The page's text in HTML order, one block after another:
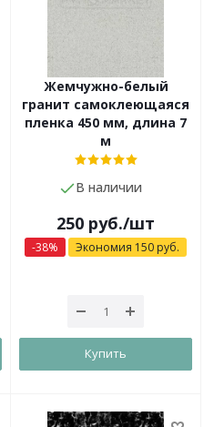
Жемчужно-белый
гранит самоклеющаяся
пленка 450 мм, длина 7
м
В наличии
250 руб./шт
-38% Экономия 150 руб.
Купить